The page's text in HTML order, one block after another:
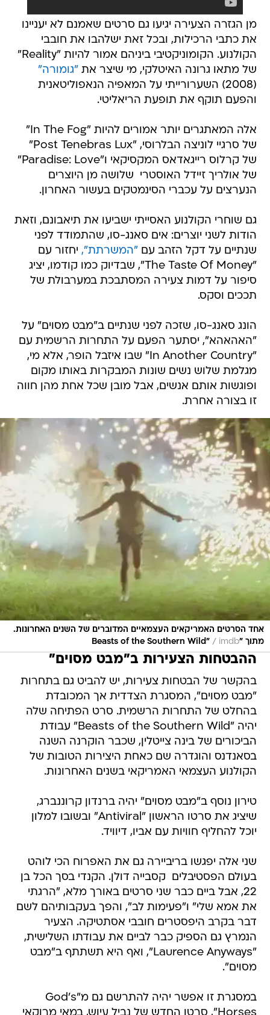
מן הגזרה הצעירה יגיעו גם סרטים שאמנם לא יעניינו
את כתבי הרכילות, ובכל זאת ישלהבו את חובבי
הקולנוע. הקומוניקטיבי ביניהם אמור להיות "Reality"
של מתאו גרונה האיטלקי, מי שיצר את "גומורה"
(2008) השערורייתי על המאפיה הנאפוליטאנית
והפעם תוקף את תופעת הריאליטי.
אלה המאתגרים יותר אמורים להיות "In The Fog"
של סרגיי לוניצה הבלרוסי, "Post Tenebras Lux"
של קרלוס רייגאדאס המקסיקאי ו"Paradise: Love"
של אולריך זיידל האוסטרי  שלושה מן היוצרים
הנערצים על עכברי הסינמטקים בעשור האחרון.
גם שוחרי הקולנוע האסייתי ישביעו את תיאבונם, וזאת
הודות לשני יוצרים: אים סאנג-סו, שהתמודד לפני
שנתיים על דקל הזהב עם "המשרתת", יחזור עם
"The Taste Of Money", שבדיוק כמו קודמו, יציג
סיפור על דמות צעירה המסתבכת במערבולת של
תככים וסקס.
הונג סאנג-סו, שזכה לפני שנתיים ב"מבט מסוים" על
"האהאהא", יסתער הפעם על התחרות הרשמית עם
"In Another Country" שבו איזבל הופר, אלא מי,
מגלמת שלוש נשים שונות המבקרות באותו מקום
ופוגשות אותם אנשים, אבל מובן שכל אחת מהן חווה
זו בצורה אחרת.
אחד הסרטים האמריקאים העצמאיים המדוברים של השנים האחרונות.
מתוך "Beasts of the Southern Wild"
/ imdb
ההבטחות הצעירות ב"מבט מסוים"
בהקשר של הבטחות צעירות, יש להביט גם בתחרות
"מבט מסוים", המסגרת הצדדית אך המכובדת
בהחלט של התחרות הרשמית. סרט הפתיחה שלה
יהיה "Beasts of the Southern Wild" עבודת
הביכורים של בינה צייטלין, שכבר הוקרנה השנה
בסאנדנס והוגדרה שם כאחת היצירות הטובות של
הקולנוע העצמאי האמריקאי בשנים האחרונות.
טירון נוסף ב"מבט מסוים" יהיה ברנדון קרוננברג,
שיציג את סרטו הראשון "Antiviral" ובשובו למלון
יוכל להחליף חוויות עם אביו, דיוויד.
שני אלה יפגשו בריביירה גם את האפרוח הכי לוהט
בעולם הפסטיבלים  קסבייה דולן. הקנדי בסך הכל בן
22, אבל ביים כבר שני סרטים באורך מלא, "הרגתי
את אמא שלי" ו"פעימות לב", והפך בעקבותיהם לשם
דבר בקרב היפסטרים חובבי אסתטיקה. הצעיר
הנמרץ גם הספיק כבר לביים את עבודתו השלישית,
"Laurence Anyways", ואף היא תשתתף ב"מבט
מסוים".
במסגרת זו אפשר יהיה להתרשם גם מ"God's